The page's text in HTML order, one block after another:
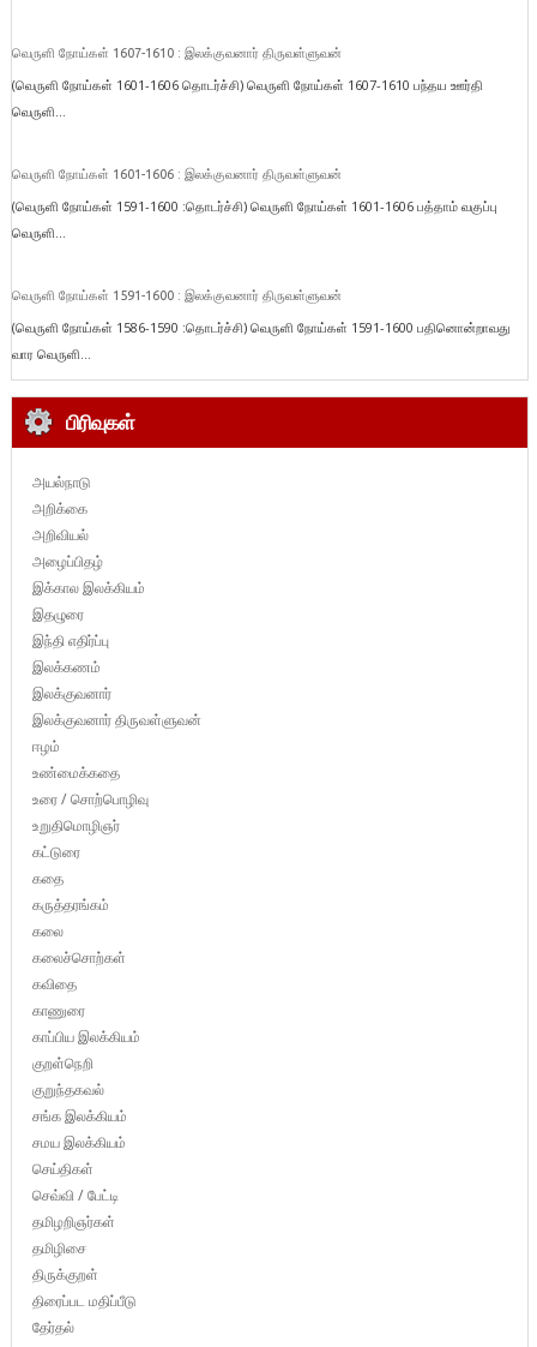
வெருளி நோய்கள் 1607-1610 : இலக்குவனார் திருவள்ளுவன்
(வெருளி நோய்கள் 1601-1606 தொடர்ச்சி) வெருளி நோய்கள் 1607-1610 பந்தய ஊர்தி
வெருளி...
வெருளி நோய்கள் 1601-1606 : இலக்குவனார் திருவள்ளுவன்
(வெருளி நோய்கள் 1591-1600 :தொடர்ச்சி) வெருளி நோய்கள் 1601-1606 பத்தாம் வகுப்பு
வெருளி...
வெருளி நோய்கள் 1591-1600 : இலக்குவனார் திருவள்ளுவன்
(வெருளி நோய்கள் 1586-1590 :தொடர்ச்சி) வெருளி நோய்கள் 1591-1600 பதினொன்றாவது
வார வெருளி...
பிரிவுகள்
அயல்நாடு
அறிக்கை
அறிவியல்
அழைப்பிதழ்
இக்கால இலக்கியம்
இதழுரை
இந்தி எதிர்ப்பு
இலக்கணம்
இலக்குவனார்
இலக்குவனார் திருவள்ளுவன்
ஈழம்
உண்மைக்கதை
உரை / சொற்பொழிவு
உறுதிமொழிஞர்
கட்டுரை
கதை
கருத்தரங்கம்
கலை
கலைச்சொற்கள்
கவிதை
காணுரை
காப்பிய இலக்கியம்
குறள்நெறி
குறுந்தகவல்
சங்க இலக்கியம்
சமய இலக்கியம்
செய்திகள்
செவ்வி / பேட்டி
தமிழறிஞர்கள்
தமிழிசை
திருக்குறள்
திரைப்பட மதிப்பீடு
தேர்தல்